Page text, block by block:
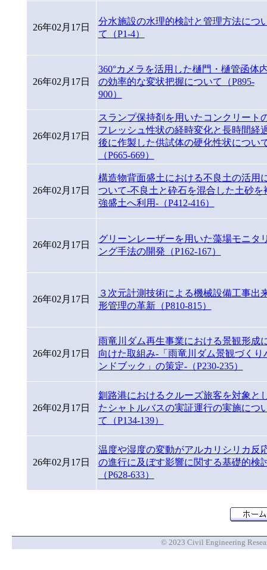
26年02月17日
分水施設の水理的検討と管理方法につ
て（P1-4）
26年02月17日
360°カメラを活用した樋門・樋管函体
の効率的な変状把握について（P895-
900）
26年02月17日
スランプ保持剤を用いたコンクリート
フレッシュ性状の経時変化と長時間経
後に作製した供試体の硬化性状につい
（P665-669）
26年02月17日
構造物背面盛土における不良土の活用
ついて-不良土と砕石を混合した土砂を
強盛土へ利用-（P412-416）
26年02月17日
グリーンレーザーを用いた藻場モニタ
ング手法の開発（P162-167）
26年02月17日
３次元計測技術による機械設備工事出
形管理の革新（P810-815）
26年02月17日
雨竜川ダム再生事業における景観形成
向けた取組み-「雨竜川ダム景観づくり
ンドブック」の策定-（P230-235）
26年02月17日
釧路港におけるクルーズ旅客を対象と
たシャトルバスの実証運行の実施につ
て（P134-139）
26年02月17日
温度や湿度の変動がアルカリシリカ反
の進行に及ぼす影響に関する基礎的検
（P628-633）
© 2023 Civil Engineering